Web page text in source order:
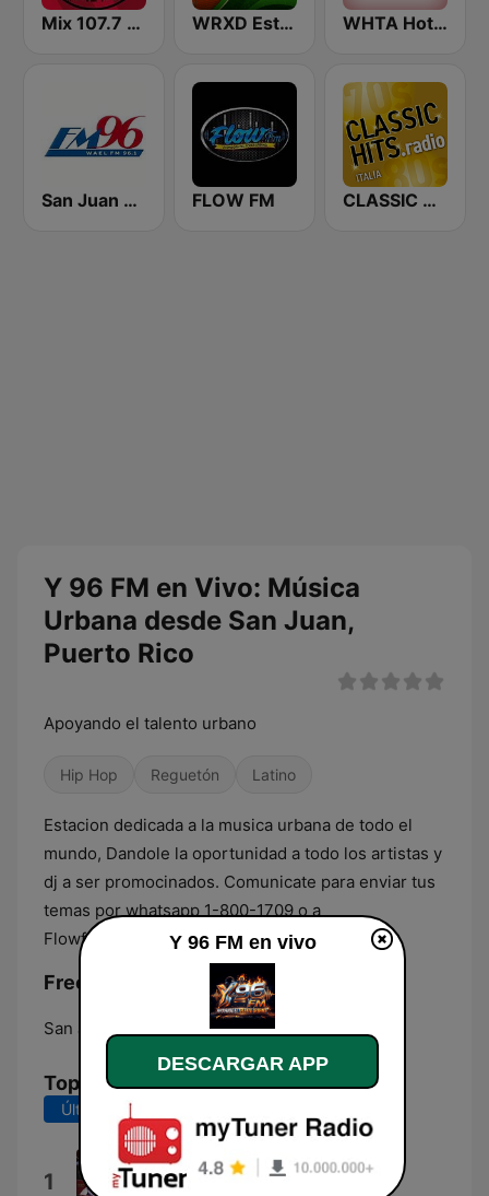
Mix 107.7 FM WRXD Estereotempo 96.5 FM WHTA Hot 107.9
San Juan 96.1 FM FLOW FM CLASSIC HITS anni 70 80 90
Y 96 FM en Vivo: Música
Urbana desde San Juan,
Puerto Rico
Apoyando el talento urbano
Hip Hop Reguetón Latino
Estacion dedicada a la musica urbana de todo el
mundo, Dandole la oportunidad a todo los artistas y
dj a ser promocinados. Comunicate para enviar tus
temas por whatsapp 1-800-1709 o a
Flowfmradiofl@gmail.com
Frecuencias Y 96 FM:
San Juan:
Top Canciones
Últimos 7 días
1 Espejos
Y 96 FM en vivo
DESCARGAR APP